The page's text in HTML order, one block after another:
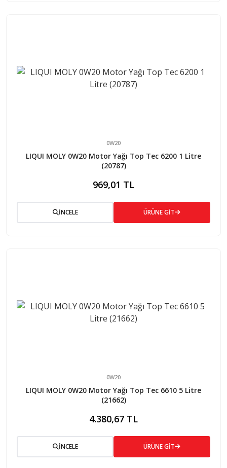
0W20
LIQUI MOLY 0W20 Motor Yağı Top Tec 6200 1 Litre
(20787)
969,01 TL
İNCELE ÜRÜNE GİT
0W20
LIQUI MOLY 0W20 Motor Yağı Top Tec 6610 5 Litre
(21662)
4.380,67 TL
İNCELE ÜRÜNE GİT